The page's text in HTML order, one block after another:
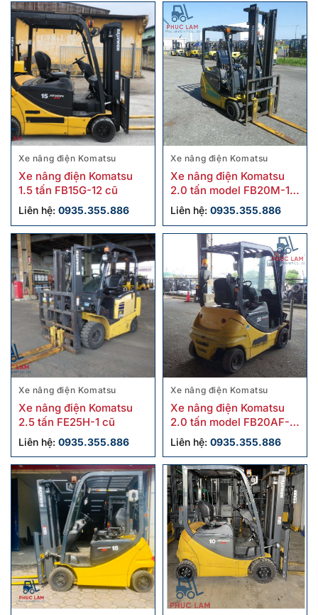
Xe nâng điện Komatsu
Xe nâng điện Komatsu
1.5 tấn FB15G-12 cũ
Liên hệ: 0935.355.886
Xe nâng điện Komatsu
Xe nâng điện Komatsu
2.0 tấn model FB20M-12
cũ
Liên hệ: 0935.355.886
Xe nâng điện Komatsu
Xe nâng điện Komatsu
2.5 tấn FE25H-1 cũ
Liên hệ: 0935.355.886
Xe nâng điện Komatsu
Xe nâng điện Komatsu
2.0 tấn model FB20AF-
12 cũ
Liên hệ: 0935.355.886